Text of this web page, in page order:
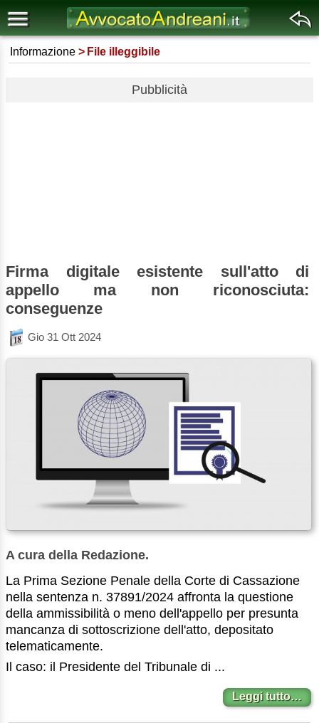
Informazione File illeggibile
Pubblicità
Firma digitale esistente sull'atto di
appello ma non riconosciuta:
conseguenze
Gio 31 Ott 2024
A cura della Redazione.
La Prima Sezione Penale della Corte di Cassazione
nella sentenza n. 37891/2024 affronta la questione
della ammissibilità o meno dell'appello per presunta
mancanza di sottoscrizione dell'atto, depositato
telematicamente.
Il caso: il Presidente del Tribunale di ...
Leggi tutto…